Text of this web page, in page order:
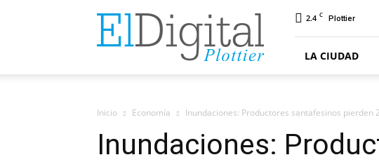
ElDigitalPlottier
2.4 C Plottier
LA CIUDAD
Inicio Economía Inundaciones: Productores santafesinos pierden
Inundaciones: